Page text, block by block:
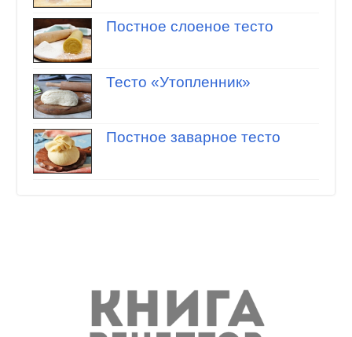
Постное слоеное тесто
Тесто «Утопленник»
Постное заварное тесто